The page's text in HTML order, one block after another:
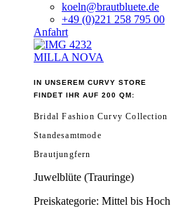
koeln@brautbluete.de
+49 (0)221 258 795 00
Anfahrt
MILLA NOVA
IN UNSEREM CURVY STORE
FINDET IHR AUF 200 QM:
Bridal Fashion Curvy Collection
Standesamtmode
Brautjungfern
Juwelblüte (Trauringe)
Preiskategorie: Mittel bis Hoch